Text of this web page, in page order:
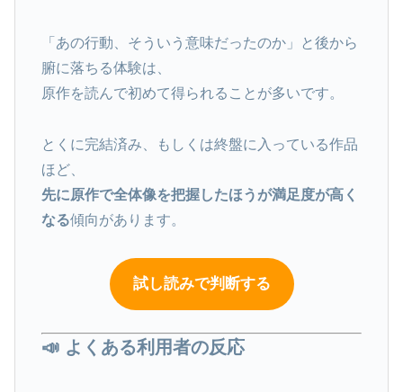
「あの行動、そういう意味だったのか」と後から
腑に落ちる体験は、
原作を読んで初めて得られることが多いです。
とくに完結済み、もしくは終盤に入っている作品
ほど、
先に原作で全体像を把握したほうが満足度が高く
なる傾向があります。
試し読みで判断する
📣 よくある利用者の反応